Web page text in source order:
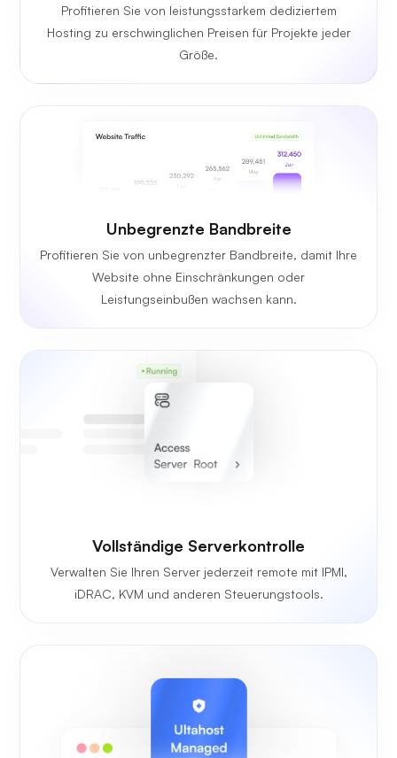
Profitieren Sie von leistungsstarkem dediziertem
Hosting zu erschwinglichen Preisen für Projekte jeder
Größe.
Unbegrenzte Bandbreite
Profitieren Sie von unbegrenzter Bandbreite, damit Ihre
Website ohne Einschränkungen oder
Leistungseinbußen wachsen kann.
Vollständige Serverkontrolle
Verwalten Sie Ihren Server jederzeit remote mit IPMI,
iDRAC, KVM und anderen Steuerungstools.